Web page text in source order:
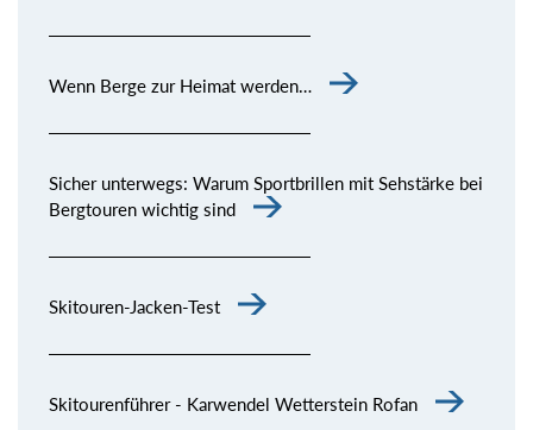
Wenn Berge zur Heimat werden…
Sicher unterwegs: Warum Sportbrillen mit Sehstärke bei
Bergtouren wichtig sind
Skitouren-Jacken-Test
Skitourenführer - Karwendel Wetterstein Rofan